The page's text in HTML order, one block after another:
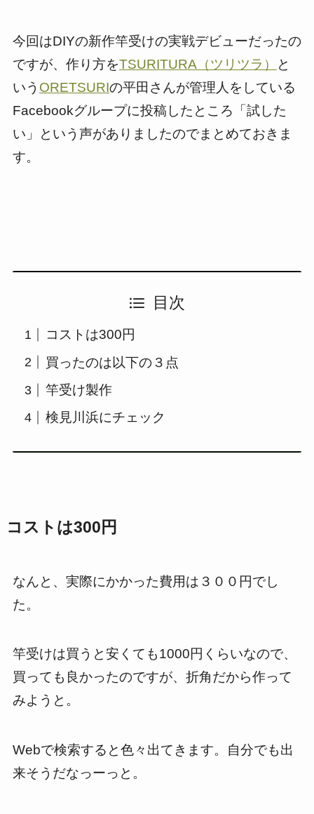
今回はDIYの新作竿受けの実戦デビューだったの
ですが、作り方をTSURITURA（ツリツラ）
と
いう ORETSURIの平田さんが管理人をしている
Facebookグループに投稿したところ「試した
い」という声がありましたのでまとめておきま
す。
目次
コストは300円
買ったのは以下の３点
竿受け製作
検見川浜にチェック
コストは300円
なんと、実際にかかった費用は３００円でし
た。
竿受けは買うと安くても1000円くらいなので、
買っても良かったのですが、折角だから作って
みようと。
Webで検索すると色々出てきます。自分でも出
来そうだなっーっと。